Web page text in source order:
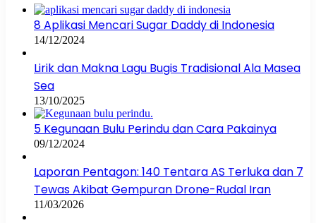
8 Aplikasi Mencari Sugar Daddy di Indonesia
14/12/2024
Lirik dan Makna Lagu Bugis Tradisional Ala Masea
Sea
13/10/2025
5 Kegunaan Bulu Perindu dan Cara Pakainya
09/12/2024
Laporan Pentagon: 140 Tentara AS Terluka dan 7
Tewas Akibat Gempuran Drone-Rudal Iran
11/03/2026